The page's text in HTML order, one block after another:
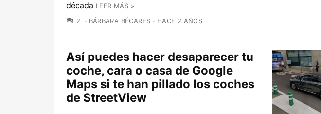
década LEER MÁS »
2
COMENTARIOS
BÁRBARA BÉCARES HACE 2 AÑOS
Así puedes hacer desaparecer tu
coche, cara o casa de Google
Maps si te han pillado los coches
de StreetView